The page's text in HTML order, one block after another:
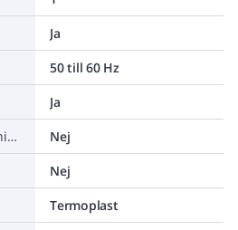
Ja
50 till 60 Hz
Ja
Textfält/Plats för märkning
Nej
Nej
Termoplast